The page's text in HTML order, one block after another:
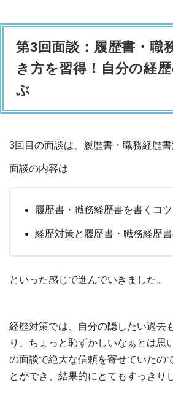
第3回面談：履歴書・職
き方を習得！自分の経
ぶ
3回目の面談は、履歴書・職務経歴書
面談の内容は
履歴書・職務経歴書を書くコ
経歴対策と履歴書・職務経歴書
といった感じで進んでいきました。
経歴対策では、自分の隠したい過去
り、ちょっと恥ずかしいなぁとは思
の面談で絶大な信頼を寄せていたの
とができ、結果的にとてもすっきり